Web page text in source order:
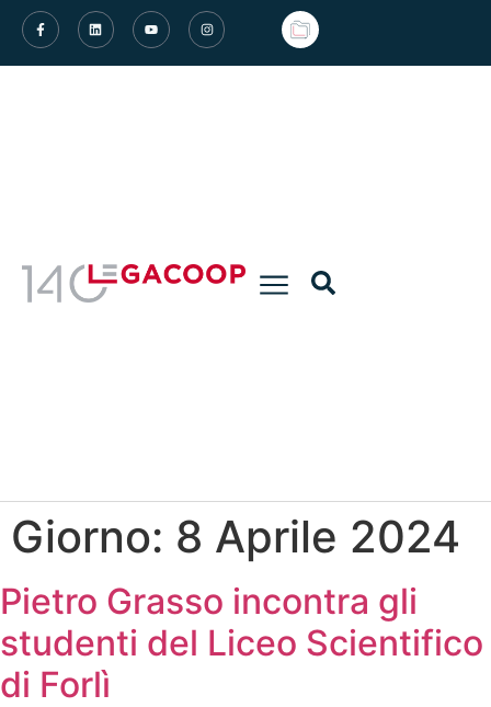
Giorno: 8 Aprile 2024
Pietro Grasso incontra gli
studenti del Liceo Scientifico
di Forlì